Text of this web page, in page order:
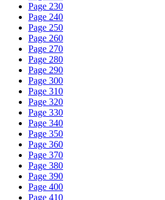
Page 230
Page 240
Page 250
Page 260
Page 270
Page 280
Page 290
Page 300
Page 310
Page 320
Page 330
Page 340
Page 350
Page 360
Page 370
Page 380
Page 390
Page 400
Page 410